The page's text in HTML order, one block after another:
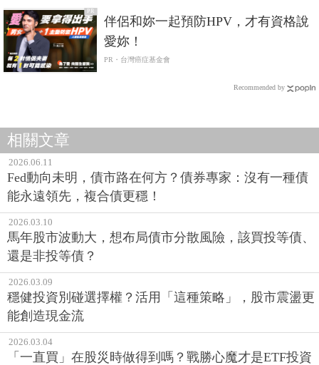
PR
伴侶和妳一起預防HPV，才有資格說
愛妳！
PR・台灣癌症基金會
Recommended by
相關文章
2026.06.11
Fed動向未明，債市路在何方？債券專家：沒有一種債
能永遠領先，複合債更穩！
2026.03.10
馬年股市波動大，想布局債市分散風險，該買投等債、
還是非投等債？
2026.03.09
穩健投資別碰選擇權？活用「這種策略」，股市震盪更
能創造現金流
2026.03.04
「一直買」在股災時做得到嗎？戰勝心魔才是ETF投資